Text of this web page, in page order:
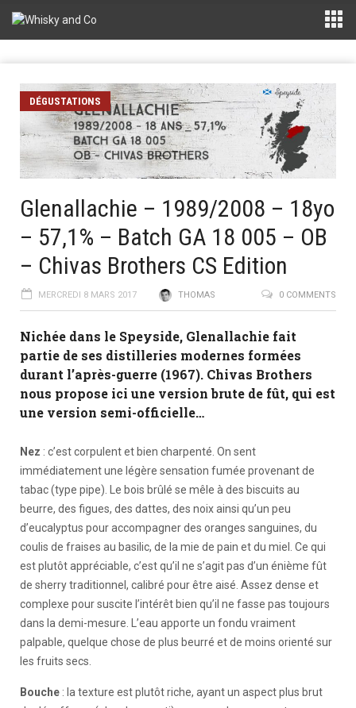
DÉGUSTATIONS
Glenallachie – 1989/2008 – 18yo
– 57,1% – Batch GA 18 005 – OB
– Chivas Brothers CS Edition
MERCREDI 8 MARS 2017 THOMAS 0 COMMENTS
Nichée dans le Speyside, Glenallachie fait
partie de ses distilleries modernes formées
durant l’après-guerre (1967). Chivas Brothers
nous propose ici une version brute de fût, qui est
une version semi-officielle…
Nez : c’est corpulent et bien charpenté. On sent
immédiatement une légère sensation fumée provenant de
tabac (type pipe). Le bois brûlé se mêle à des biscuits au
beurre, des figues, des dattes, des noix ainsi qu’un peu
d’eucalyptus pour accompagner des oranges sanguines, du
coulis de fraises au basilic, de la mie de pain et du miel. Ce qui
est plutôt appréciable, c’est qu’il ne s’agit pas d’un énième fût
de sherry traditionnel, calibré pour être aisé. Assez dense et
complexe pour suscite l’intérêt bien qu’il ne fasse pas toujours
dans la demi-mesure. L’eau apporte un fondu vraiment
palpable, quelque chose de plus beurré et de moins orienté sur
les fruits secs.
Bouche : la texture est plutôt riche, ayant un aspect plus brut